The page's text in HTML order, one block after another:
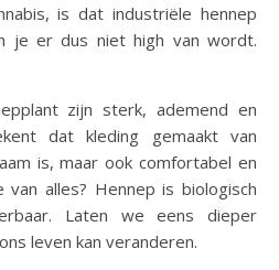
is dat industriële hennep
je er dus niet high van wordt.
zijn sterk, ademend en
dat kleding gemaakt van
is, maar ook comfortabel en
alles? Hennep is biologisch
Laten we eens dieper
leven kan veranderen.